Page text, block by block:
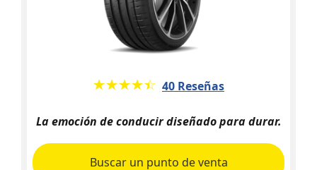
★★★★★
☆☆☆☆☆ 40 Reseñas
La emoción de conducir diseñado para durar.
Buscar un punto de venta